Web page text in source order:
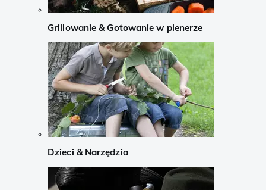
Grillowanie & Gotowanie w plenerze
Dzieci & Narzędzia